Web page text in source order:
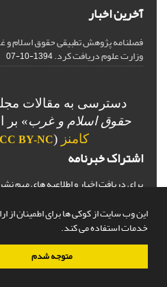
این وب سایت از کوکی ها برای اطمینان از
خدمات استفاده می کند.
متوجه شدم
آخرین اخبار
فصلنامه پژوهش تطبیقی حقوق اسلام
وزارت علوم دریافت کرد.1394-10-07
دسترسی به مقالات
حقوق اسلام و غرب»
کامنز (
CC BY-NC
اشتراک خبرنامه
برای دریافت اخبار و اطلاعیه های مهم